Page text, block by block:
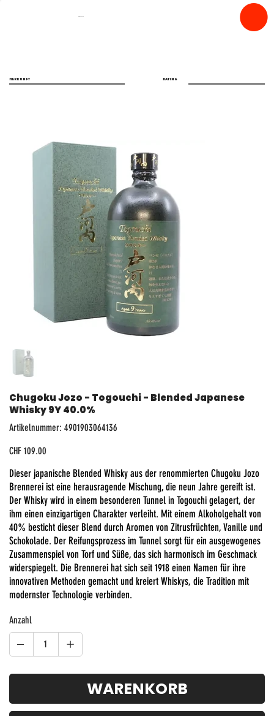
spiritfly
Chugoku Jozo - Togouchi - Blended Japanese
Whisky 9Y 40.0%
Artikelnummer:
Artikelnummer:
4901903064136
4901903064136
Preis
CHF 109.00
Dieser japanische Blended Whisky aus der renommierten Chugoku Jozo
Brennerei ist eine herausragende Mischung, die neun Jahre gereift ist.
Der Whisky wird in einem besonderen Tunnel in Togouchi gelagert, der
ihm einen einzigartigen Charakter verleiht. Mit einem Alkoholgehalt von
40% besticht dieser Blend durch Aromen von Zitrusfrüchten, Vanille und
Schokolade. Der Reifungsprozess im Tunnel sorgt für ein ausgewogenes
Zusammenspiel von Torf und Süße, das sich harmonisch im Geschmack
widerspiegelt. Die Brennerei hat sich seit 1918 einen Namen für ihre
innovativen Methoden gemacht und kreiert Whiskys, die Tradition mit
modernster Technologie verbinden.
Anzahl
WARENKORB
RATING
HERKUNFT